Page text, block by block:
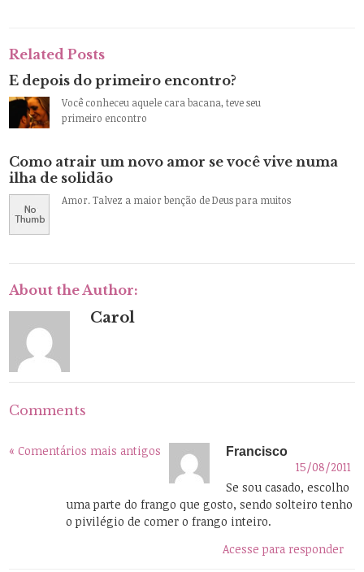
Related Posts
E depois do primeiro encontro?
Você conheceu aquele cara bacana, teve seu
primeiro encontro
Como atrair um novo amor se você vive numa
ilha de solidão
Amor. Talvez a maior benção de Deus para muitos
About the Author:
Carol
Comments
« Comentários mais antigos Francisco
15/08/2011
Se sou casado, escolho
uma parte do frango que gosto, sendo solteiro tenho
o pivilégio de comer o frango inteiro.
Acesse para responder